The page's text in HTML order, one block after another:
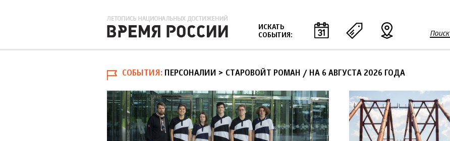
ИСКАТЬ
СОБЫТИЯ:
м
а
п
о
Поиск
СОБЫТИЯ ПЕРСОНАЛИИ > СТАРОВОЙТ РОМАН / НА 6 АВГУСТА 2026 ГОДА